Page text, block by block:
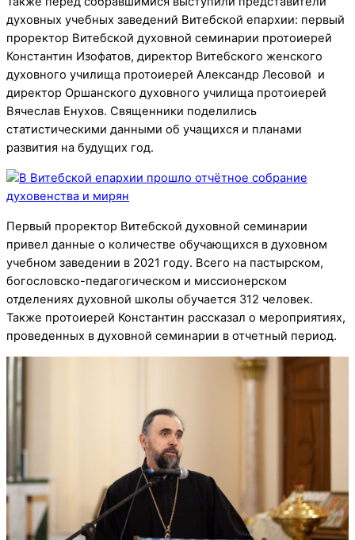
духовных учебных заведений Витебской епархии: первый
проректор Витебской духовной семинарии протоиерей
Константин Изофатов, директор Витебского женского
духовного училища протоиерей Александр Лесовой и
директор Оршанского духовного училища протоиерей
Вячеслав Енухов. Священники поделились
статистическими данными об учащихся и планами
развития на будущих год.
Первый проректор Витебской духовной семинарии
привел данные о количестве обучающихся в духовном
учебном заведении в 2021 году. Всего на пастырском,
богословско-педагогическом и миссионерском
отделениях духовной школы обучается 312 человек.
Также протоиерей Константин рассказал о мероприятиях,
проведенных в духовной семинарии в отчетный период.